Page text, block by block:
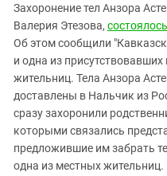
Захоронение тел Анзора
Валерия Этезова, состоялось
Об этом сообщили
и одна из
жительниц. Тела Анзора
доставлены в Нальчик из
сразу захоронили
которыми связались
предложившие им забрать
одна из местных жительниц.